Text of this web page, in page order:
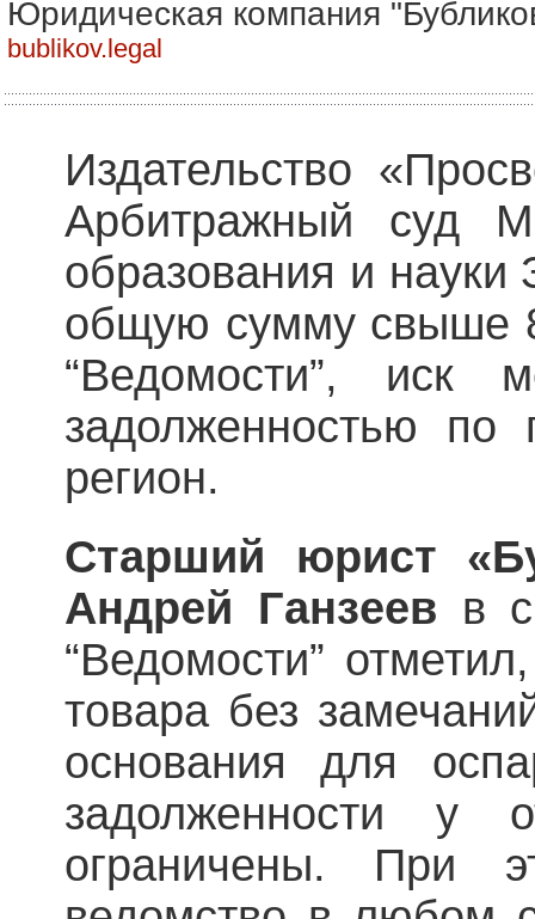
Юридическая компания
bublikov.legal
Издательство
Арбитражный суд
образования и науки
общую сумму свыше
“Ведомости”, иск
задолженностью по
регион.
Старший юрист
Андрей Ганзеев в
“Ведомости”
товара без
основания для
задолженности у
ограничены. При